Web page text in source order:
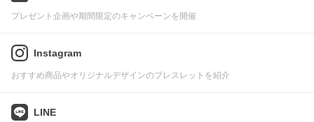
プレゼント企画や期間限定のキャンペーンを開催
Instagram
おすすめ商品やオリジナルデザインのブレスレットを紹介
LINE